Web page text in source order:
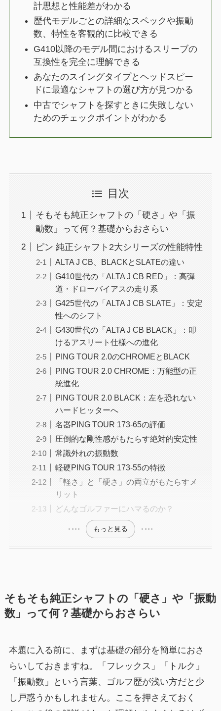
計思想と性能差がわかる
歴代モデルごとの詳細なスペックや振動
数、特性を客観的に比較できる
G410以降のモデル間におけるスリーブの
互換性を完全に理解できる
あなたのスイングタイプとヘッドスピー
ドに最適なシャフトの選び方が見つかる
中古でシャフトを探すときに失敗しない
ためのチェックポイントがわかる
目次
そもそも純正シャフトの「硬さ」や「振
動数」って何？基礎からおさらい
ピン 純正シャフト2大シリーズの性能特性
ALTA J CB、BLACKとSLATEの違い
G410世代の「ALTA J CB RED」：高弾
道・ドローバイアスの走り系
G425世代の「ALTA J CB SLATE」：安定
性へのシフト
G430世代の「ALTA J CB BLACK」：叩
けるアスリート仕様への進化
PING TOUR 2.0のCHROMEとBLACK
PING TOUR 2.0 CHROME：万能型の正
統進化
PING TOUR 2.0 BLACK：左を恐れない
ハードヒッターへ
名器PING TOUR 173-65の評価
圧倒的な剛性感がもたらす絶対的安定性
常識外れの振動数
軽硬PING TOUR 173-55の特徴
「軽さ」と「硬さ」の両立がもたらすメ
リット
どんなゴルファーにハマるのか？
もっと見る
そもそも純正シャフトの「硬さ」や「振動
数」って何？基礎からおさらい
本題に入る前に、まずは基礎の部分を簡単におさ
らいしておきますね。「フレックス」「トルク」
「振動数」という言葉、ゴルフ歴が浅い方だと少
し戸惑うかもしれません。ここを押さえておく